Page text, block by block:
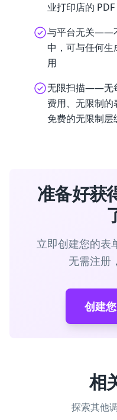
业打印店的 PDF
与平台无关——
中，可与任何生
用
无限扫描——无
费用、无限制
免费的无限制层
准备好获
立即创建您的表
无需注册
创建
相
探索其他